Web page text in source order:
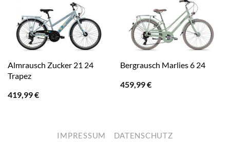
Almrausch Zucker 21 24
Trapez
419,99€
Bergrausch Marlies 6 24
459,99€
IMPRESSUM DATENSCHUTZ